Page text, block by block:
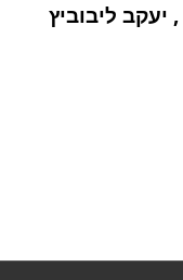
, יעקב ליבוביץ